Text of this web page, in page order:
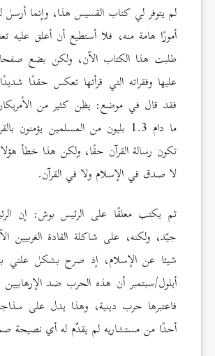
لم يتوفر لي كتاب القسيس هذا، وإنما
أمورًا هامة منه، فلا أستطيع أن أعلق عليه
طلبت هذا الكتاب الآن، ولكن بضع
عليها وفقراته التي قرأتها تعكس حقدًا
فقد قال في موضع: يظن كثير من
ما دام 1.3 بليون من المسلمين
تكون رسالة القرآن حقًا، ولكن هذا خطأ
لا صدق في الإسلام ولا في القرآن.
ثم يكتب معلقًا على الرئيس بوش: إن
جيّد، ولكنه، على شاكلة القادة الغربيين
أيلول/سبتمبر أن هذه الحرب ضد
فاعتبرها حرب دينية، وهذا يدل على
أحدًا من مستشاريه لم يقدّم له أي نصيحة